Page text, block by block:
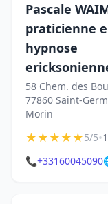
Pascale
praticienne
hypnose
58 Chem. des
77860 Saint-
Morin
★★★★★5/5•
📞+33160045090